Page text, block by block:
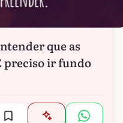
que as
preciso ir fundo